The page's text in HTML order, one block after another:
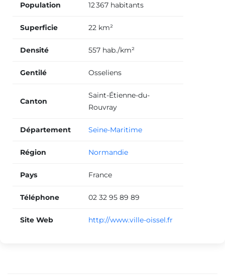
Population 12 367 habitants
Superficie 22 km²
Densité 557 hab./km²
Gentilé Osseliens
Canton
Saint-Étienne-du-
Rouvray
Département Seine-Maritime
Région Normandie
Pays France
Téléphone 02 32 95 89 89
Site Web http://www.ville-oissel.fr